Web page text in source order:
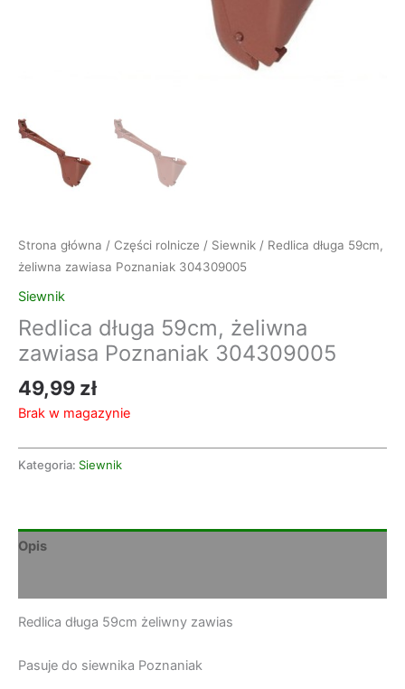
Strona główna / Części rolnicze / Siewnik / Redlica długa 59cm,
żeliwna zawiasa Poznaniak 304309005
Siewnik
Redlica długa 59cm, żeliwna
zawiasa Poznaniak 304309005
49,99 zł
Brak w magazynie
Kategoria: Siewnik
Opis
Redlica długa 59cm żeliwny zawias
Pasuje do siewnika Poznaniak